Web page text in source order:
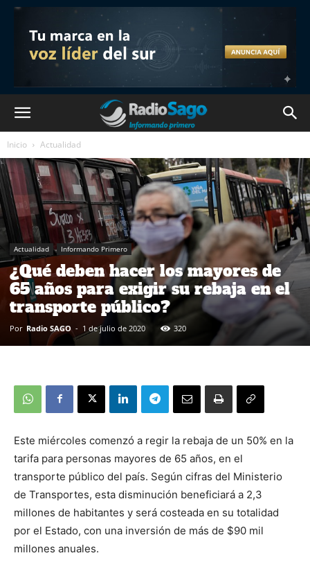
Inicio Actualidad
Actualidad Informando Primero
¿Qué deben hacer los mayores de
65 años para exigir su rebaja en el
transporte público?
Por Radio SAGO - 1 de julio de 2020 320
Este miércoles comenzó a regir la rebaja de un 50% en la
tarifa para personas mayores de 65 años, en el
transporte público del país. Según cifras del Ministerio
de Transportes, esta disminución beneficiará a 2,3
millones de habitantes y será costeada en su totalidad
por el Estado, con una inversión de más de $90 mil
millones anuales.